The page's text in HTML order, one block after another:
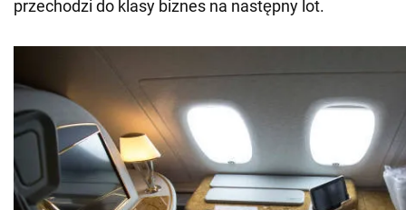
przechodzi do klasy biznes na następny lot.